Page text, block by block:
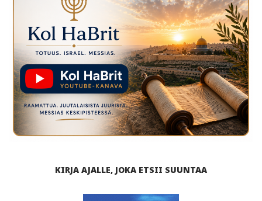
KIRJA AJALLE, JOKA ETSII SUUNTAA